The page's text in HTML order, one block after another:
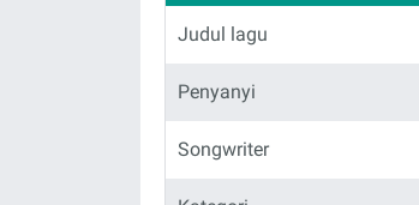
Judul lagu
Penyanyi
Songwriter